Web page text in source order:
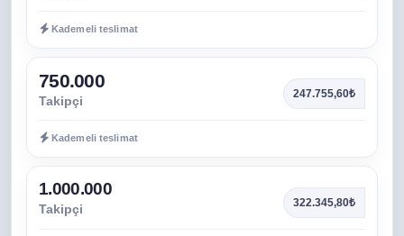
Kademeli teslimat
750.000
Takipçi 247.755,60₺
Kademeli teslimat
1.000.000
Takipçi 322.345,80₺